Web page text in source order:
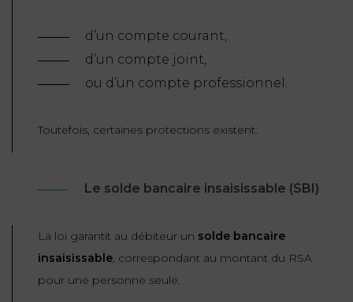
d’un compte courant,
d’un compte joint,
ou d’un compte professionnel.
Toutefois, certaines protections existent.
Le solde bancaire insaisissable (SBI)
La loi garantit au débiteur un solde bancaire
insaisissable, correspondant au montant du RSA
pour une personne seule.